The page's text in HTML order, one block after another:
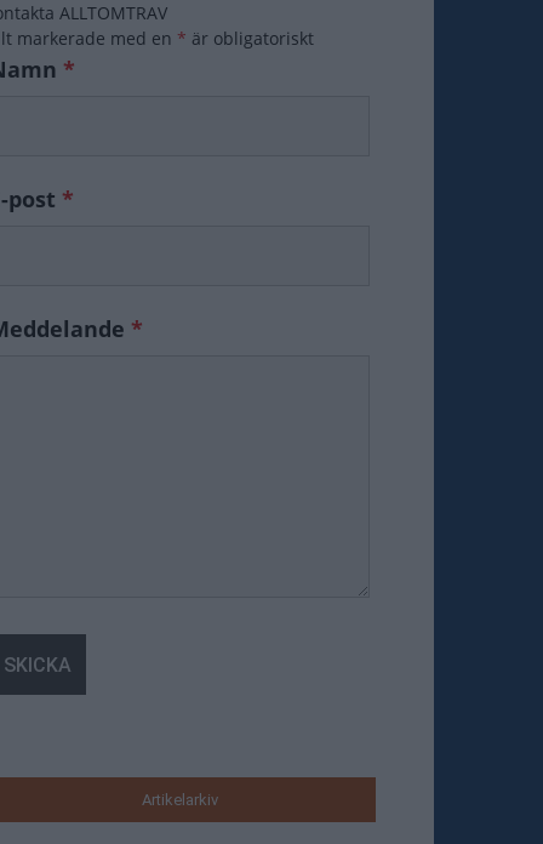
ALLTOMTRAV
markerade med en * är obligatoriskt
*
post *
*
Artikelarkiv